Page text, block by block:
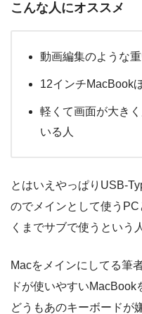
こんな人にオススメ
動画編集のような
12インチMacBook
軽くて画面が大き
いる人
とはいえやっぱりUSB-
のでメインとして使う
くまでサブで使うという
Macをメインにしてる筆
ドが使いやすいMacBook
どうもあのキーボードが